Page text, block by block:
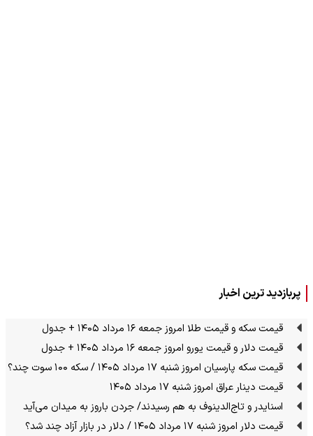
پربازدید ترین اخبار
قیمت سکه و قیمت طلا امروز جمعه ۱۶ مرداد ۱۴۰۵ + جدول
قیمت دلار و قیمت یورو امروز جمعه ۱۶ مرداد ۱۴۰۵ + جدول
قیمت سکه پارسیان امروز شنبه ۱۷ مرداد ۱۴۰۵ / سکه ۱۰۰ سوت چند؟
قیمت دینار عراق امروز شنبه ۱۷ مرداد ۱۴۰۵
اسنایدر و تاج‌الدینوف به هم رسیدند/ جردن باروز به میدان می‌آید
قیمت دلار امروز شنبه ۱۷ مرداد ۱۴۰۵ / دلار در بازار آزاد چند شد؟